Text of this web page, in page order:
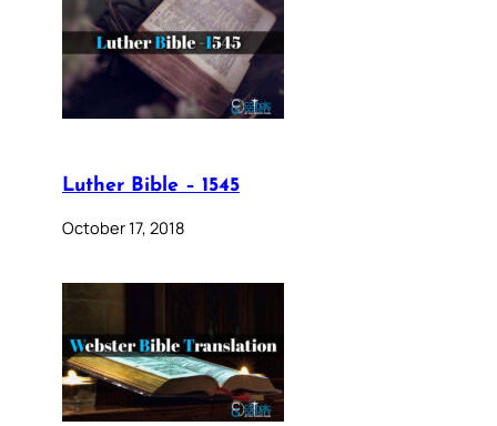
Luther Bible – 1545
October 17, 2018